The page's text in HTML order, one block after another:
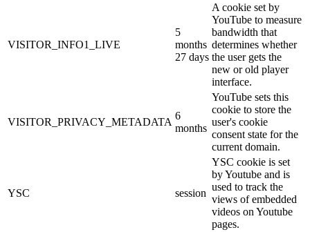
VISITOR_INFO1_LIVE
5
months
27 days
A cookie set by
YouTube to measure
bandwidth that
determines whether
the user gets the
new or old player
interface.
VISITOR_PRIVACY_METADATA
6
months
YouTube sets this
cookie to store the
user's cookie
consent state for the
current domain.
YSC session
YSC cookie is set
by Youtube and is
used to track the
views of embedded
videos on Youtube
pages.